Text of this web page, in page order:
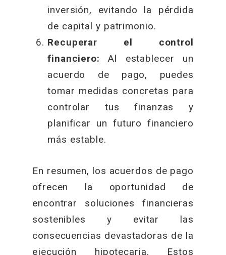
inversión, evitando la pérdida
de capital y patrimonio.
Recuperar el control
financiero: Al establecer un
acuerdo de pago, puedes
tomar medidas concretas para
controlar tus finanzas y
planificar un futuro financiero
más estable.
En resumen, los acuerdos de pago
ofrecen la oportunidad de
encontrar soluciones financieras
sostenibles y evitar las
consecuencias devastadoras de la
ejecución hipotecaria. Estos